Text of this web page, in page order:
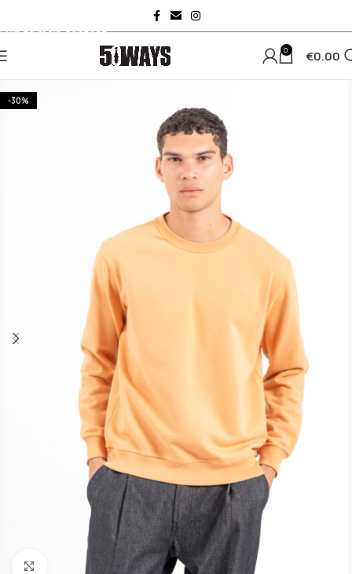
Skip to main content
0 €0.00
-30%
Κλικ για μεγέθυνση